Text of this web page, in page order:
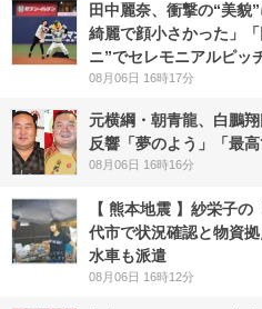
田中麗奈、衝撃の“美貌
綺麗で顔小さかった」
ニ”でセレモニアルピッ
08月06日 16時17分
元横綱・朝青龍、白鵬
反響「夢のよう」「最
08月06日 16時16分
【 熊本地震 】紗栄子
代市で状況確認と物資
水車も派遣
08月06日 16時12分